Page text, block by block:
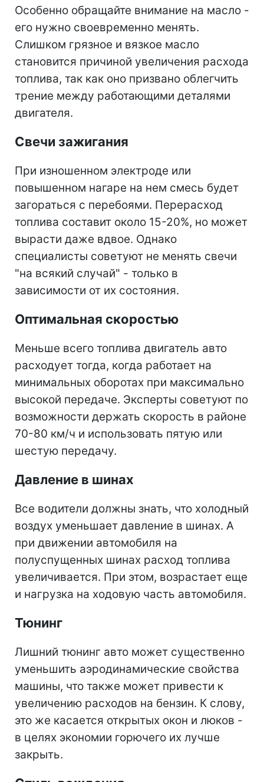
Особенно обращайте внимание на масло -
его нужно своевременно менять.
Слишком грязное и вязкое масло
становится причиной увеличения расхода
топлива, так как оно призвано облегчить
трение между работающими деталями
двигателя.
Свечи зажигания
При изношенном электроде или
повышенном нагаре на нем смесь будет
загораться с перебоями. Перерасход
топлива составит около 15-20%, но может
вырасти даже вдвое. Однако
специалисты советуют не менять свечи
"на всякий случай" - только в
зависимости от их состояния.
Оптимальная скоростью
Меньше всего топлива двигатель авто
расходует тогда, когда работает на
минимальных оборотах при максимально
высокой передаче. Эксперты советуют по
возможности держать скорость в районе
70-80 км/ч и использовать пятую или
шестую передачу.
Давление в шинах
Все водители должны знать, что холодный
воздух уменьшает давление в шинах. А
при движении автомобиля на
полуспущенных шинах расход топлива
увеличивается. При этом, возрастает еще
и нагрузка на ходовую часть автомобиля.
Тюнинг
Лишний тюнинг авто может существенно
уменьшить аэродинамические свойства
машины, что также может привести к
увеличению расходов на бензин. К слову,
это же касается открытых окон и люков -
в целях экономии горючего их лучше
закрыть.